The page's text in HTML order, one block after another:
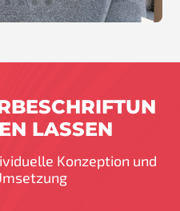
LASSEN
Konzeption und